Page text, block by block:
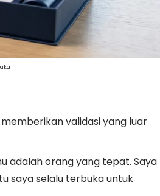
validasi yang luar
adalah orang yang tepat. Saya
saya selalu terbuka untuk